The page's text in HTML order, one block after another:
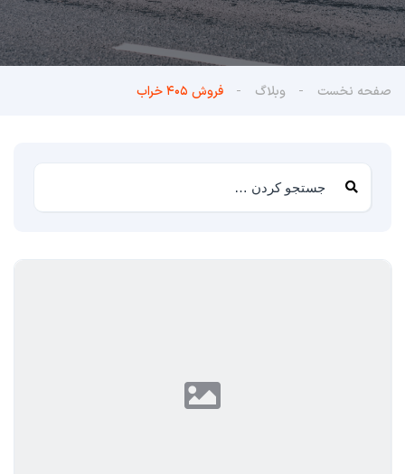
صفحه نخست وبلاگ فروش ۴۰۵ خراب